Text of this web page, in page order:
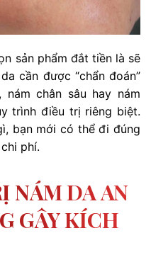
sản phẩm đắt tiền là sẽ
cần được “chẩn đoán”
nám chân sâu hay nám
trình điều trị riêng biệt.
bạn mới có thể đi đúng
phí.
NÁM DA AN
GÂY KÍCH